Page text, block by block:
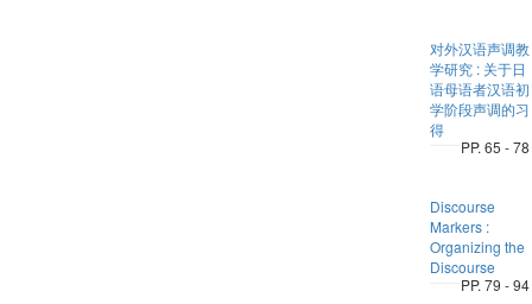
对外汉语声调教
学研究 : 关于日
语母语者汉语初
学阶段声调的习
得
PP. 65 - 78
Discourse
Markers :
Organizing the
Discourse
PP. 79 - 94